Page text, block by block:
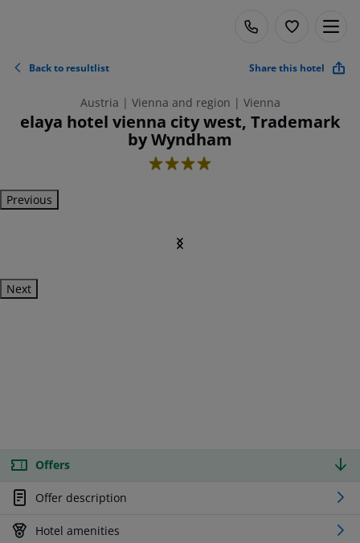
Back to resultlist Share this hotel
Austria | Vienna and region | Vienna
elaya hotel vienna city west, Trademark
by Wyndham
4
Previous
Next
Offers
Offer description
Hotel amenities